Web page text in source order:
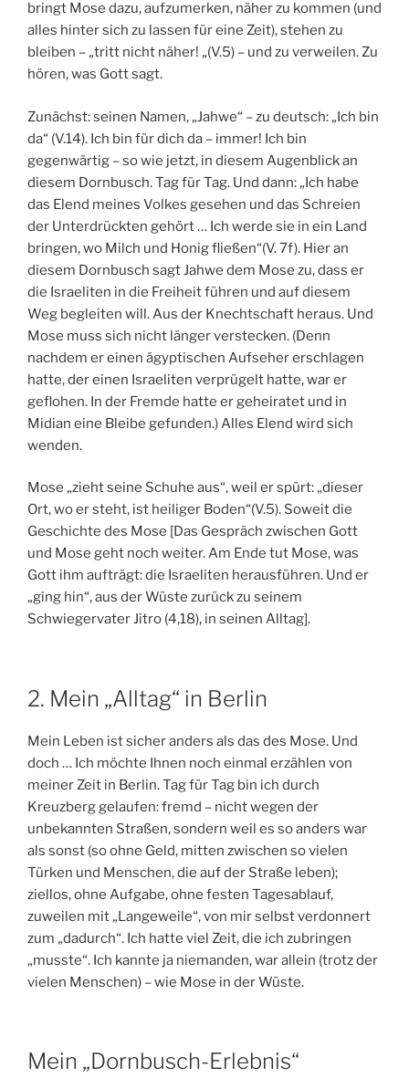
bringt Mose dazu, aufzumerken, näher zu kommen (und
alles hinter sich zu lassen für eine Zeit), stehen zu
bleiben – „tritt nicht näher! „(V.5) – und zu verweilen. Zu
hören, was Gott sagt.
Zunächst: seinen Namen, „Jahwe“ – zu deutsch: „Ich bin
da“ (V.14). Ich bin für dich da – immer! Ich bin
gegenwärtig – so wie jetzt, in diesem Augenblick an
diesem Dornbusch. Tag für Tag. Und dann: „Ich habe
das Elend meines Volkes gesehen und das Schreien
der Unterdrückten gehört … Ich werde sie in ein Land
bringen, wo Milch und Honig fließen“(V. 7f). Hier an
diesem Dornbusch sagt Jahwe dem Mose zu, dass er
die Israeliten in die Freiheit führen und auf diesem
Weg begleiten will. Aus der Knechtschaft heraus. Und
Mose muss sich nicht länger verstecken. (Denn
nachdem er einen ägyptischen Aufseher erschlagen
hatte, der einen Israeliten verprügelt hatte, war er
geflohen. In der Fremde hatte er geheiratet und in
Midian eine Bleibe gefunden.) Alles Elend wird sich
wenden.
Mose „zieht seine Schuhe aus“, weil er spürt: „dieser
Ort, wo er steht, ist heiliger Boden“(V.5). Soweit die
Geschichte des Mose [Das Gespräch zwischen Gott
und Mose geht noch weiter. Am Ende tut Mose, was
Gott ihm aufträgt: die Israeliten herausführen. Und er
„ging hin“, aus der Wüste zurück zu seinem
Schwiegervater Jitro (4,18), in seinen Alltag].
2. Mein „Alltag“ in Berlin
Mein Leben ist sicher anders als das des Mose. Und
doch … Ich möchte Ihnen noch einmal erzählen von
meiner Zeit in Berlin. Tag für Tag bin ich durch
Kreuzberg gelaufen: fremd – nicht wegen der
unbekannten Straßen, sondern weil es so anders war
als sonst (so ohne Geld, mitten zwischen so vielen
Türken und Menschen, die auf der Straße leben);
ziellos, ohne Aufgabe, ohne festen Tagesablauf,
zuweilen mit „Langeweile“, von mir selbst verdonnert
zum „dadurch“. Ich hatte viel Zeit, die ich zubringen
„musste“. Ich kannte ja niemanden, war allein (trotz der
vielen Menschen) – wie Mose in der Wüste.
Mein „Dornbusch-Erlebnis“